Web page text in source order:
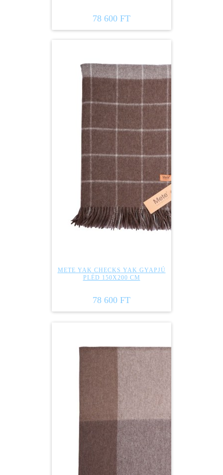
78 600 FT
METE YAK CHECKS YAK GYAPJÚ
PLÉD 150X200 CM
78 600 FT